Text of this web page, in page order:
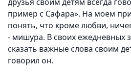
пример с Сафара». На моем
понять, что кроме любви,
- мишура. В своих ежедневных
сказать важные слова своим
говорил он.